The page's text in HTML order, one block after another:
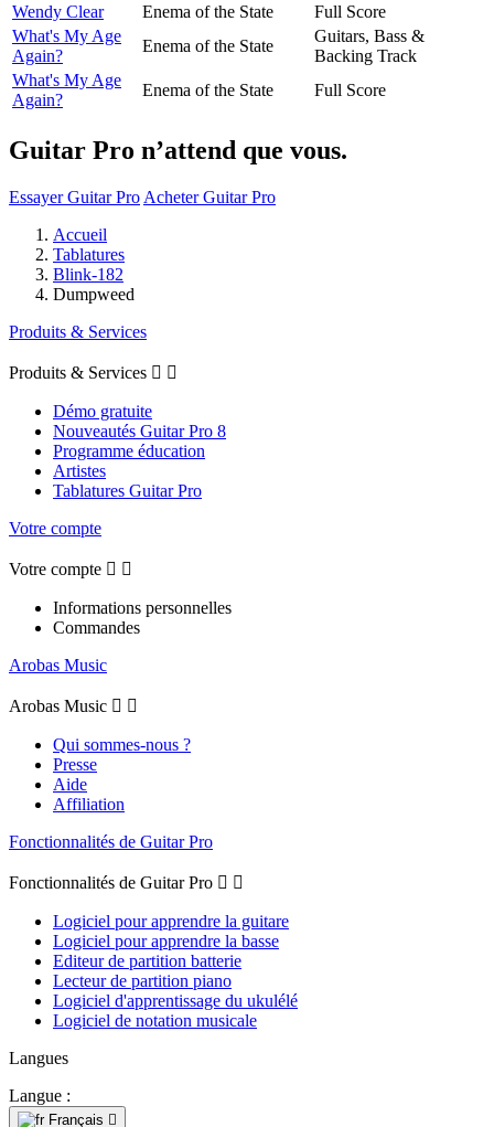
Wendy Clear
Enema of the State
Full Score
What's My Age
Again?
Enema of the State
Guitars, Bass &
Backing Track
What's My Age
Again?
Enema of the State Full Score
Guitar Pro n’attend que vous.
Essayer Guitar Pro Acheter Guitar Pro
Accueil
Tablatures
Blink-182
Dumpweed
Produits & Services
Produits & Services  
Démo gratuite
Nouveautés Guitar Pro 8
Programme éducation
Artistes
Tablatures Guitar Pro
Votre compte
Votre compte  
Informations personnelles
Commandes
Arobas Music
Arobas Music  
Qui sommes-nous ?
Presse
Aide
Affiliation
Fonctionnalités de Guitar Pro
Fonctionnalités de Guitar Pro  
Logiciel pour apprendre la guitare
Logiciel pour apprendre la basse
Editeur de partition batterie
Lecteur de partition piano
Logiciel d'apprentissage du ukulélé
Logiciel de notation musicale
Langues
Langue :
Français 